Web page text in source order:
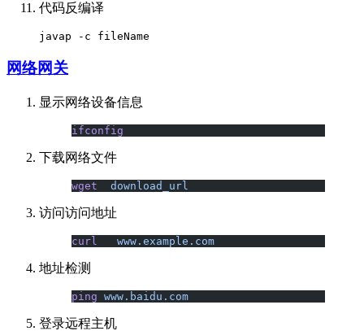
代码反编译
网络网关
显示网络设备信息
ifconfig
下载网络文件
wget
  download_url
访问访问地址
curl
   www.example.com
地址检测
ping www.baidu.com
登录远程主机